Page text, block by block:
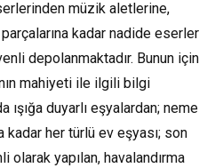
müzik aletlerine,
kadar nadide eserler
depolanmaktadır. Bunun için
mahiyeti ile ilgili bilgi
duyarlı eşyalardan; neme
her türlü ev eşyası; son
yapılan, havalandırma